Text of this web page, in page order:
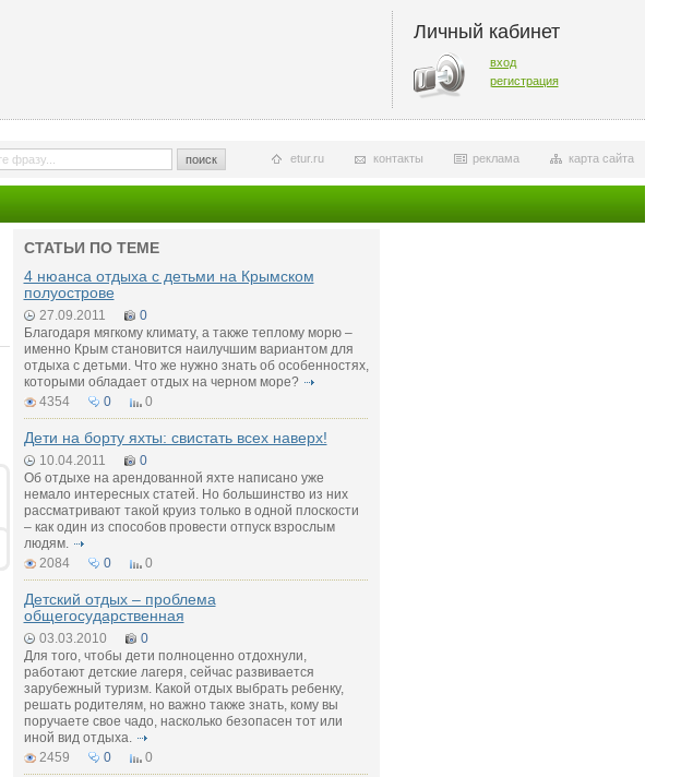
Личный кабинет
вход
регистрация
поиск карта сайта
реклама
контакты
etur.ru
СТАТЬИ ПО ТЕМЕ
4 нюанса отдыха с детьми на Крымском
полуострове
27.09.2011
0
Благодаря мягкому климату, а также теплому морю –
именно Крым становится наилучшим вариантом для
отдыха с детьми. Что же нужно знать об особенностях,
которыми обладает отдых на черном море?
4354
0 0
Дети на борту яхты: свистать всех наверх!
10.04.2011
0
Об отдыхе на арендованной яхте написано уже
немало интересных статей. Но большинство из них
рассматривают такой круиз только в одной плоскости
– как один из способов провести отпуск взрослым
людям.
2084
0 0
Детский отдых – проблема
общегосударственная
03.03.2010
0
Для того, чтобы дети полноценно отдохнули,
работают детские лагеря, сейчас развивается
зарубежный туризм. Какой отдых выбрать ребенку,
решать родителям, но важно также знать, кому вы
поручаете свое чадо, насколько безопасен тот или
иной вид отдыха.
2459
0 0